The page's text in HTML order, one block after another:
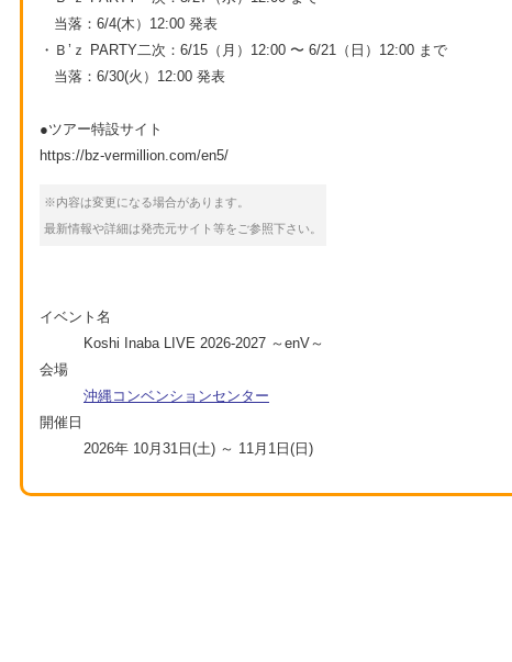
当落：6/4(木）12:00 発表
・Ｂ’ｚ PARTY二次：6/15（月）12:00 〜 6/21（日）12:00 まで
当落：6/30(火）12:00 発表
●ツアー特設サイト
https://bz-vermillion.com/en5/
※内容は変更になる場合があります。
最新情報や詳細は発売元サイト等をご参照下さい。
イベント名
Koshi Inaba LIVE 2026-2027 ～enV～
会場
沖縄コンベンションセンター
開催日
2026年 10月31日(土) ～ 11月1日(日)